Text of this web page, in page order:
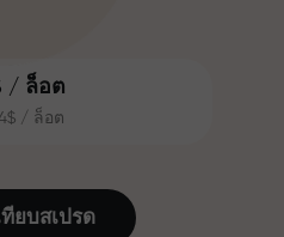
/ ล็อต
/ ล็อต
นฐานะพันธมิตรที่
ห้ลูกค้าบรรลุเป้า
MacBook
แค่ฝากเงิน
ทียบสเปรด